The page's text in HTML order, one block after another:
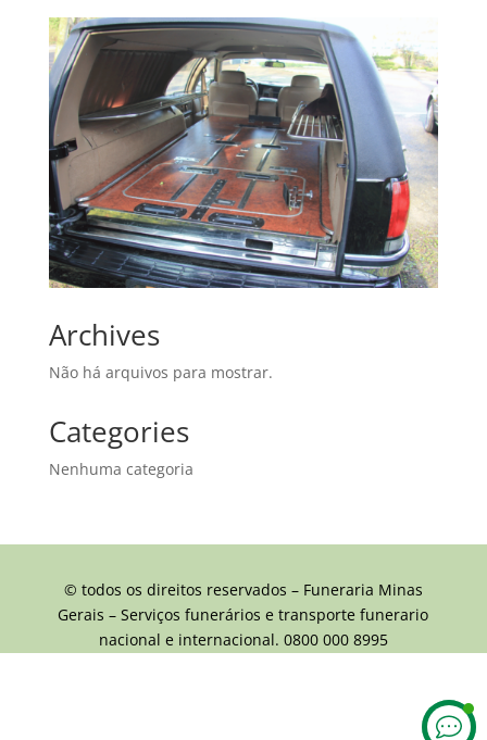
Archives
Não há arquivos para mostrar.
Categories
Nenhuma categoria
© todos os direitos reservados – Funeraria Minas
Gerais – Serviços funerários e transporte funerario
nacional e internacional. 0800 000 8995